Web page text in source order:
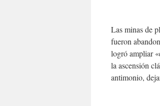
Las minas de
fueron
logró ampliar
la ascensión
antimonio,